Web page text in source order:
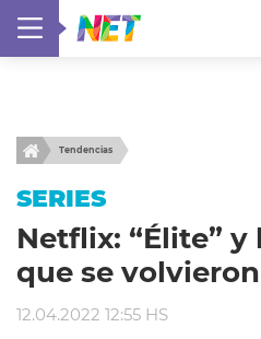
Tendencias
SERIES
Netflix: “Élite” y
que se
12.04.2022 12:55 HS